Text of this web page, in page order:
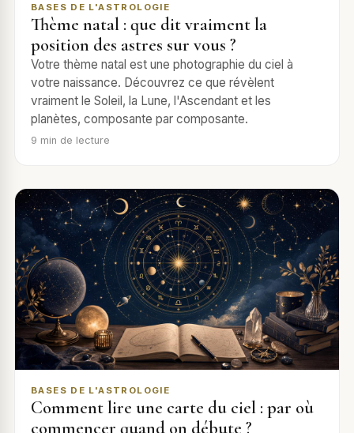
BASES DE L'ASTROLOGIE
Thème natal : que dit vraiment la
position des astres sur vous ?
Votre thème natal est une photographie du ciel à
votre naissance. Découvrez ce que révèlent
vraiment le Soleil, la Lune, l'Ascendant et les
planètes, composante par composante.
9 min de lecture
BASES DE L'ASTROLOGIE
Comment lire une carte du ciel : par où
commencer quand on débute ?